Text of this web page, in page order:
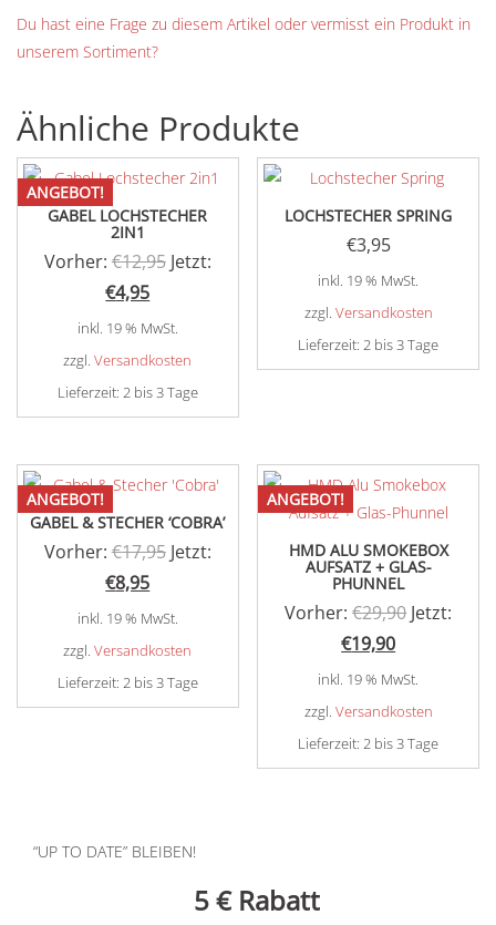
Du hast eine Frage zu diesem Artikel oder vermisst ein Produkt in
unserem Sortiment?
Ähnliche Produkte
ANGEBOT!
GABEL LOCHSTECHER
2IN1
Vorher: €12,95 Ursprünglicher
war:
€12,95
Jetzt:
€4,95Aktueller
Preis
ist:
€4,95.
inkl. 19 % MwSt.
zzgl.Versandkosten
Lieferzeit: 2 bis 3 Tage
LOCHSTECHER SPRING
€3,95
inkl. 19 % MwSt.
zzgl. Versandkosten
Lieferzeit:2 bis 3 Tage
ANGEBOT!
GABEL & STECHER ‘COBRA’
Vorher: €17,95 Ursprünglicher
war:
€17,95
Jetzt:
€8,95Aktueller
Preis
ist:
€8,95.
inkl. 19 % MwSt.
zzgl.Versandkosten
Lieferzeit: 2 bis 3 Tage
ANGEBOT!
HMD ALU SMOKEBOX
AUFSATZ + GLAS-
PHUNNEL
Vorher: €29,90
war:
€29,90
Jetzt:
€19,90Aktueller
Preis
ist:
€19,90.
inkl. 19 % MwSt.
zzgl. Versandkosten
Lieferzeit:2 bis 3 Tage
“UP TO DATE” BLEIBEN!
5 € Rabatt